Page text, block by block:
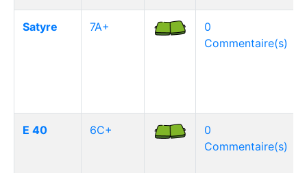
Satyre 7A+
0
Commentaire(s)
E 40 6C+
0
Commentaire(s)